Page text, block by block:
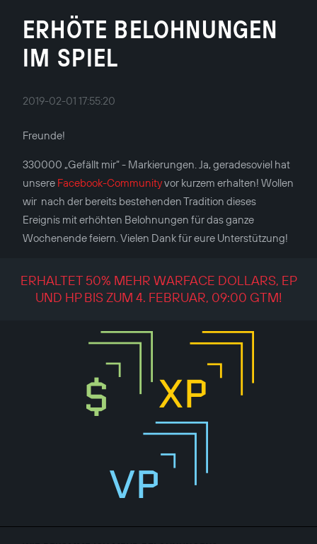
ERHÖTE BELOHNUNGEN
IM SPIEL
2019-02-01 17:55:20
Freunde!
330000 „Gefällt mir“ - Markierungen. Ja, geradesoviel hat
unsere Facebook-Communityvor kurzem erhalten! Wollen
wir nach der bereits bestehenden Tradition dieses
Ereignis mit erhöhten Belohnungen für das ganze
Wochenende feiern. Vielen Dank für eure Unterstützung!
ERHALTET 50% MEHR WARFACE DOLLARS, EP
UND HP BIS ZUM 4. FEBRUAR, 09:00 GTM!